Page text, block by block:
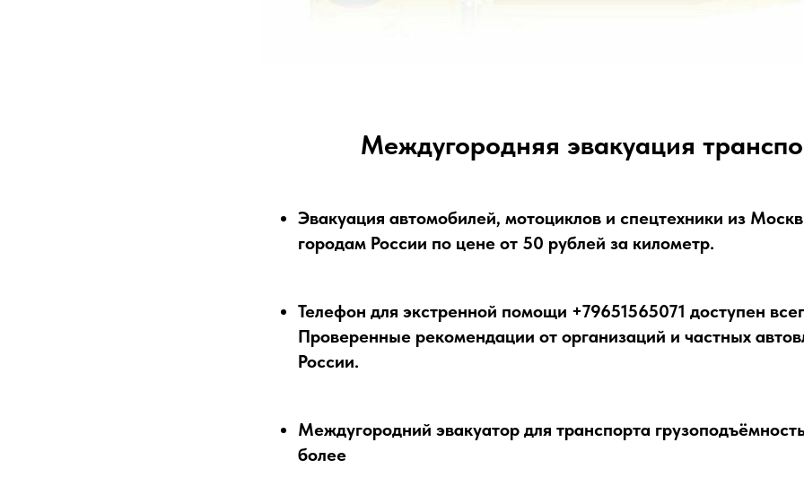
Междугородняя эвакуация
Эвакуация автомобилей, мотоциклов и спецтехники из
городам России по цене от 50 рублей за километр.
Телефон для экстренной помощи +79651565071 доступен
Проверенные рекомендации от организаций и частных
России.
Междугородний эвакуатор для транспорта
более